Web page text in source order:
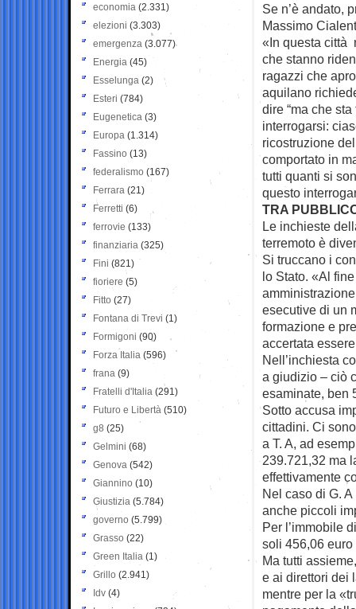
Se n’è andato,
Massimo
«In questa città
che stanno
ragazzi che
aquilano
dire “ma che
interrogarsi:
ricostruzione
comportato in
tutti quanti si
questo
TRA
Le inchieste
terremoto è
Si truccano i
lo Stato. «Al
esecutive di un
formazione e
accertata
Nell’inchiesta
a giudizio – ciò
esaminate, ben
Sotto accusa
cittadini. Ci
a T. A, ad
239.721,32 ma
effettivamente
Nel caso di G.
anche piccoli
Per l’immobile
soli 456,06
Ma tutti
e ai direttori dei
mentre per la
economia (2.331)
elezioni (3.303)
emergenza (3.077)
Energia (45)
Esselunga (2)
Esteri (784)
Eugenetica (3)
Europa (1.314)
Fassino (13)
federalismo (167)
Ferrara (21)
Ferretti (6)
ferrovie (133)
finanziaria (325)
Fini (821)
fioriere (5)
Fitto (27)
Fontana di Trevi (1)
Formigoni (90)
Forza Italia (596)
frana (9)
Fratelli d'Italia (291)
Futuro e Libertà (510)
g8 (25)
Gelmini (68)
Genova (542)
Giannino (10)
Giustizia (5.784)
governo (5.799)
Grasso (22)
Green Italia (1)
Grillo (2.941)
Idv (4)